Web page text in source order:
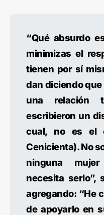
“Qué absurdo
minimizas el
tienen por sí
dan diciendo
una relación
escribieron un
cual, no es el
Cenicienta). No
ninguna
necesita serlo”,
agregando: “He
de apoyarlo en